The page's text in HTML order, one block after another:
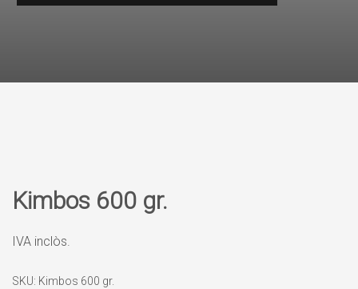
Kimbos 600 gr.
IVA inclòs.
SKU: Kimbos 600 gr.